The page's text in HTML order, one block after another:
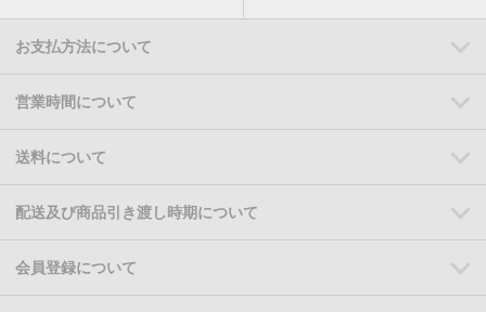
お支払方法について
営業時間について
送料について
配送及び商品引き渡し時期について
会員登録について